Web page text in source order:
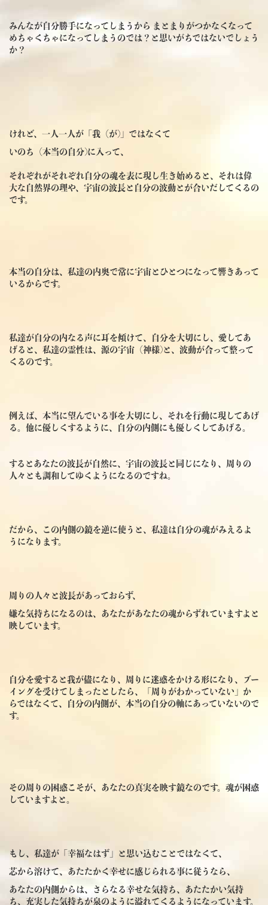
みんなが自分勝手になってしまうから まとまりがつかなくなって
めちゃくちゃになってしまうのでは？と思いがちではないでしょう
か？
けれど、一人一人が「我（が)」ではなくて
いのち（本当の自分)に入って、
それぞれがそれぞれ自分の魂を表に現し生き始めると、それは偉
大な自然界の理や、宇宙の波長と自分の波動とが合いだしてくるの
です。
本当の自分は、私達の内奥で常に宇宙とひとつになって響きあって
いるからです。
私達が自分の内なる声に耳を傾けて、自分を大切にし、愛してあ
げると、私達の霊性は、源の宇宙（神様)と、波動が合って整って
くるのです。
例えば、本当に望んでいる事を大切にし、それを行動に現してあげ
る。他に優しくするように、自分の内側にも優しくしてあげる。
するとあなたの波長が 自然に、宇宙の波長と 同じになり、周りの
人々とも調和してゆくようになるのですね。
だから、この内側の鏡を逆に使うと、私達は自分の魂がみえるよ
うになります。
周りの人々と波長があっておらず、
嫌な気持ちになるのは、あなたがあなたの魂からずれていますよと
映しています。
自分を愛すると我が儘になり、周りに迷惑をかける形になり、ブー
イングを受けてしまったとしたら、「周りがわかっていない」か
らではなくて、自分の内側が、本当の自分の軸にあっていないので
す。
その周りの困惑こそが、あなたの真実を映す鏡なのです。魂が困惑
していますよと。
もし、私達が「幸福なはず」と思い込むことではなくて、
芯から溶けて、あたたかく幸せに感じられる事に従うなら、
あなたの内側からは、さらなる幸せな気持ち、あたたかい気持
ち、充実した気持ちが泉のように溢れてくるようになっています。